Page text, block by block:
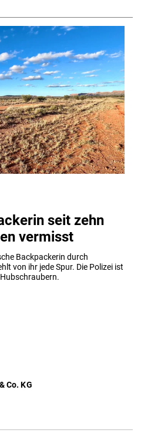
seit zehn
vermisst
Backpackerin durch
von ihr jede Spur. Die Polizei ist
Co. KG